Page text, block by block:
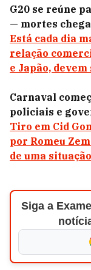
G20 se reúne
— mortes
Está cada dia
relação
e Japão,
Carnaval
policiais e
Tiro em Cid
por Romeu
de uma
Siga a